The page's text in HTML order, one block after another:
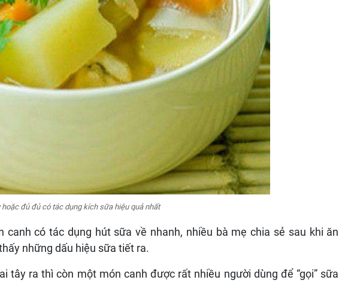
đủ đủ có tác dụng kích sữa hiệu quả nhất
canh có tác dụng hút sữa về nhanh, nhiều bà mẹ chia sẻ sau khi ăn
những dấu hiệu sữa tiết ra.
tây ra thì còn một món canh được rất nhiều người dùng để “gọi” sữa